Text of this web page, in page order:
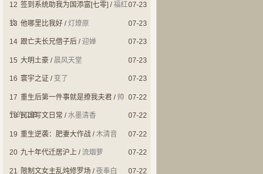
07-23
12 签到系统助我为国添富[七零] /福红
妆 07-23
13 他哪里比我好 /灯燎原
07-23
14 跟亡夫长兄借子后 /迎婵
07-23
15 大明土豪 / 晨风天堂
07-23
16 寰宇之证 / 变了
07-22
17 重生后第一件事就是撩我夫君 / 帅
气的二油 07-22
18 民国写文日常 / 水墨清香
07-22
19 重生逆袭：肥妻大作战 /木清音
07-22
20 九十年代迁居沪上 /流烟萝
07-22
21 限制文女主乱炖修罗场 /夜奉白